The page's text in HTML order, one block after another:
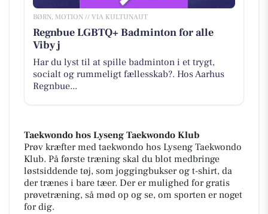
BØRN, MOTION // VIA KULTUNAUT
Regnbue LGBTQ+ Badminton for alle
Viby j
Har du lyst til at spille badminton i et trygt,
socialt og rummeligt fællesskab?. Hos Aarhus
Regnbue...
Taekwondo hos Lyseng Taekwondo Klub
Prøv kræfter med taekwondo hos Lyseng Taekwondo
Klub. På første træning skal du blot medbringe
løstsiddende tøj, som joggingbukser og t-shirt, da
der trænes i bare tæer. Der er mulighed for gratis
prøvetræning, så mød op og se, om sporten er noget
for dig.